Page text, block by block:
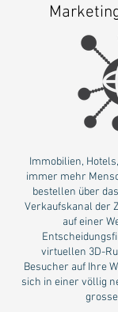
Immobilien,
immer mehr
bestellen über
Verkaufskanal der
auf einer
virtuellen 3D-
Besucher auf Ihre
sich in einer völlig